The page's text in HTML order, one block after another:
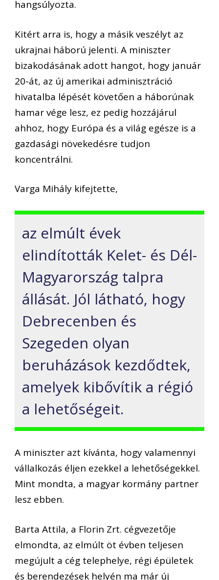
hangsúlyozta.
Kitért arra is, hogy a másik veszélyt az
ukrajnai háború jelenti. A miniszter
bizakodásának adott hangot, hogy január
20-át, az új amerikai adminisztráció
hivatalba lépését követően a háborúnak
hamar vége lesz, ez pedig hozzájárul
ahhoz, hogy Európa és a világ egésze is a
gazdasági növekedésre tudjon
koncentrálni.
Varga Mihály kifejtette,
az elmúlt évek
elindították Kelet- és Dél-
Magyarország talpra
állását. Jól látható, hogy
Debrecenben és
Szegeden olyan
beruházások kezdődtek,
amelyek kibővítik a régió
a lehetőségeit.
A miniszter azt kívánta, hogy valamennyi
vállalkozás éljen ezekkel a lehetőségekkel.
Mint mondta, a magyar kormány partner
lesz ebben.
Barta Attila, a Florin Zrt. cégvezetője
elmondta, az elmúlt öt évben teljesen
megújult a cég telephelye, régi épületek
és berendezések helyén ma már új